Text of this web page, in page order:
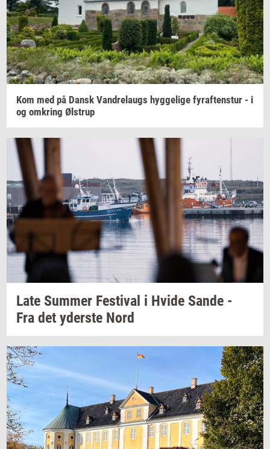
Kom med på Dansk Van­d­re­laugs hyg­ge­li­ge fyraf­tens­tur - i
og om­kring Øl­strup
Late Sum­mer Festi­val i Hvide Sande -
Fra det yder­ste Nord